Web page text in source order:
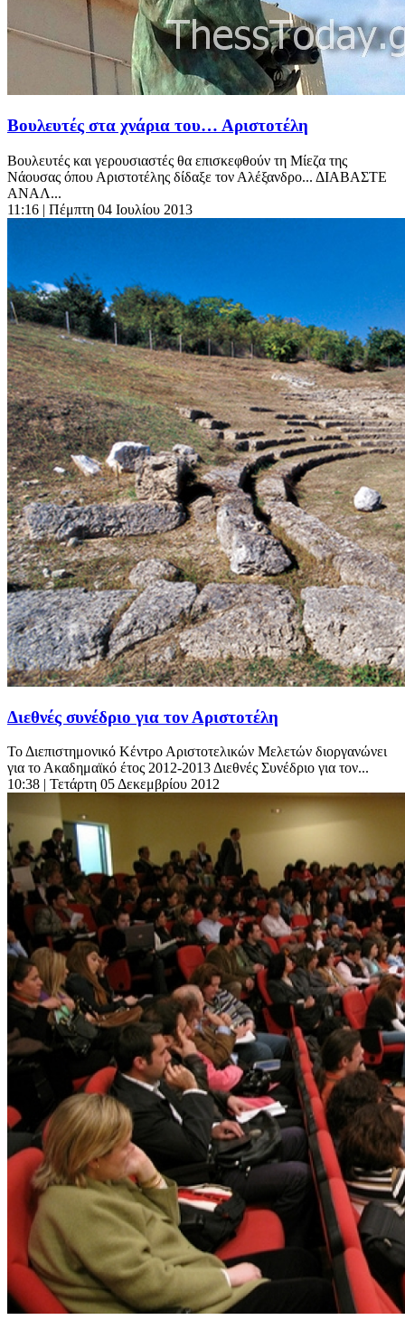
Βουλευτές στα χνάρια του… Αριστοτέλη
Bουλευτές και γερουσιαστές θα επισκεφθούν τη Μίεζα της
Νάουσας όπου Αριστοτέλης δίδαξε τον Αλέξανδρο... ΔΙΑΒΑΣΤΕ
ΑΝΑΛ...
11:16 | Πέμπτη 04 Ιουλίου 2013
Διεθνές συνέδριο για τον Αριστοτέλη
Το Διεπιστημονικό Κέντρο Αριστοτελικών Μελετών διοργανώνει
για το Ακαδημαϊκό έτος 2012-2013 Διεθνές Συνέδριο για τον...
10:38 | Τετάρτη 05 Δεκεμβρίου 2012